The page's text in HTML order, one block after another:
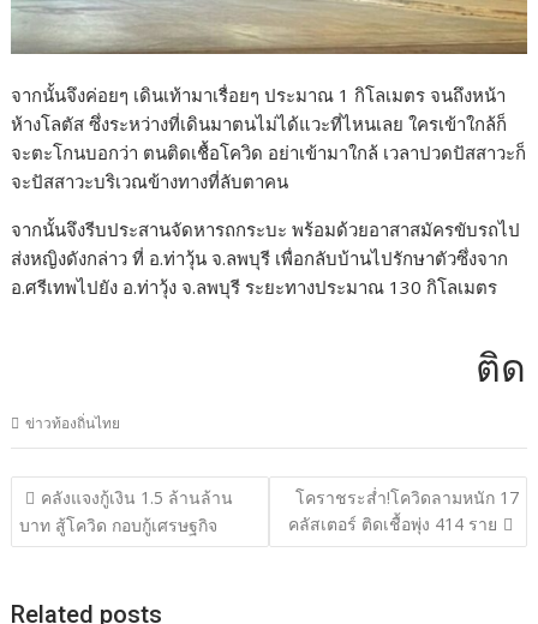
จากนั้นจึงค่อยๆ เดินเท้ามาเรื่อยๆ ประมาณ 1 กิโลเมตร จนถึงหน้า
ห้างโลตัส ซึ่งระหว่างที่เดินมาตนไม่ได้แวะที่ไหนเลย ใครเข้าใกล้ก็
จะตะโกนบอกว่า ตนติดเชื้อโควิด อย่าเข้ามาใกล้ เวลาปวดปัสสาวะก็
จะปัสสาวะบริเวณข้างทางที่ลับตาคน
จากนั้นจึงรีบประสานจัดหารถกระบะ พร้อมด้วยอาสาสมัครขับรถไป
ส่งหญิงดังกล่าว ที่ อ.ท่าวุ้น จ.ลพบุรี เพื่อกลับบ้านไปรักษาตัวซึ่งจาก
อ.ศรีเทพไปยัง อ.ท่าวุ้ง จ.ลพบุรี ระยะทางประมาณ 130 กิโลเมตร
ติดต่อ
ข่าวท้องถิ่นไทย
แนะแนว
เรื่อง
คลังแจงกู้เงิน 1.5 ล้านล้าน
บาท สู้โควิด กอบกู้เศรษฐกิจ
โคราชระส่ำ!โควิดลามหนัก 17
คลัสเตอร์ ติดเชื้อพุ่ง 414 ราย
Related posts